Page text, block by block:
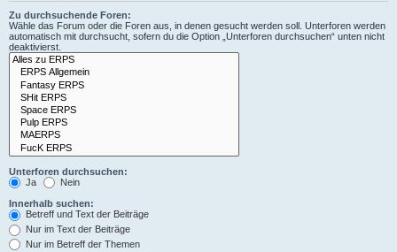
Zu durchsuchende Foren:
Wähle das Forum oder die Foren aus, in denen gesucht werden soll. Unterforen werden
automatisch mit durchsucht, sofern du die Option „Unterforen durchsuchen“ unten nicht
deaktivierst.
Unterforen durchsuchen:
Ja
Nein
Innerhalb suchen:
Betreff und Text der Beiträge
Nur im Text der Beiträge
Nur im Betreff der Themen